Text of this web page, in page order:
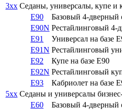
3xx Седаны, универсалы, купе и
E90
Базовый 4-дверный
E90N Рестайлинговый 4-
E91
Универсал на базе
E91N Рестайлинговый
E92
Купе на базе E90
E92N Рестайлинговый
E93
Кабриолет на базе
5xx Седаны и универсалы
E60
Базовый 4-дверный